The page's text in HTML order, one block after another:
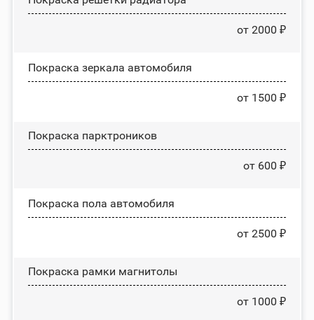
от 2000 ₽
Покраска зеркала автомобиля
от 1500 ₽
Покраска парктроников
от 600 ₽
Покраска пола автомобиля
от 2500 ₽
Покраска рамки магнитолы
от 1000 ₽